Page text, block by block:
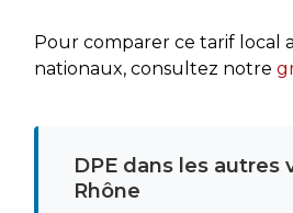
Pour comparer ce tarif local
nationaux, consultez notre
DPE dans les autres
Rhône